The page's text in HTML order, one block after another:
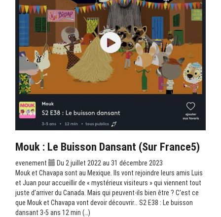
Mouk : Le Buisson Dansant (sur France5)
evenement
Du 2 juillet 2022 au 31 décembre 2023
Mouk et Chavapa sont au Mexique. Ils vont rejoindre leurs amis Luis
et Juan pour accueillir de « mystérieux visiteurs » qui viennent tout
juste d’arriver du Canada. Mais qui peuvent-ils bien être ? C’est ce
que Mouk et Chavapa vont devoir découvrir… S2 E38 : Le buisson
dansant 3-5 ans 12 min (…)